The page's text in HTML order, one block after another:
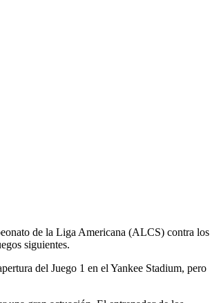
de la Liga Americana (ALCS) contra los
siguientes.
del Juego 1 en el Yankee Stadium, pero